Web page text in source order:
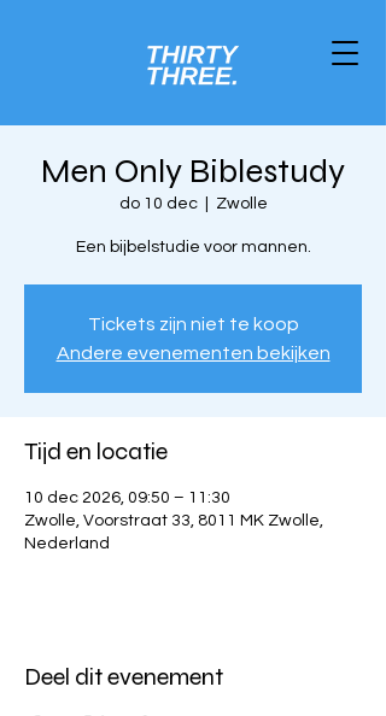
Men Only Biblestudy
do 10 dec
  |
Zwolle
Een bijbelstudie voor mannen.
Tickets zijn niet te koop
Andere evenementen bekijken
Tijd en locatie
10 dec 2026, 09:50 – 11:30
Zwolle, Voorstraat 33, 8011 MK Zwolle,
Nederland
Deel dit evenement